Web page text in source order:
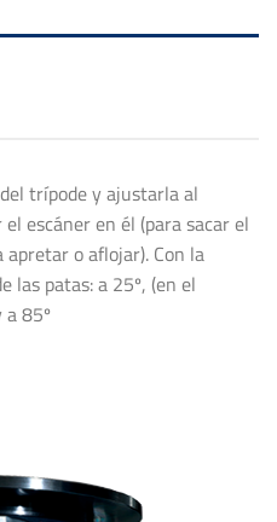
trípode y ajustarla al
escáner en él (para sacar el
o aflojar). Con la
las patas: a 25º, (en el
a 85º